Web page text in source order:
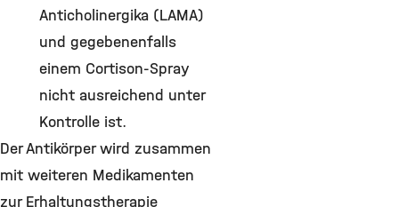
Anticholinergika (LAMA)
und gegebenenfalls
einem Cortison-Spray
nicht ausreichend unter
Kontrolle ist.
Der Antikörper wird zusammen
mit weiteren Medikamenten
zur Erhaltungstherapie